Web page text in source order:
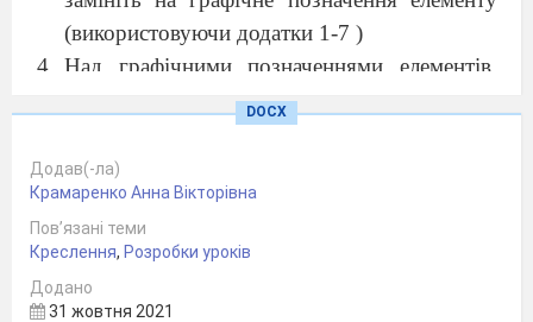
(використовуючи додатки 1-7 )
Над графічними позначеннями елементів,
обов’язково проставити характеристики
елементів, Всі написи на кресленні виконати
шрифтом 3,5 або 5.
Скласти таблицю переліку елементів
(специфікацію). Заповнення таблиці
виконується 5 шрифтом. (Див. приклад
виконання специфікації додаток 8. )
DOCX
Додав(-ла)
Крамаренко Анна Вікторівна
Пов’язані теми
Креслення, Розробки уроків
Додано
31 жовтня 2021